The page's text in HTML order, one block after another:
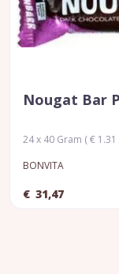
Nougat Bar
24 x 40 Gram ( € 1.31
BONVITA
€ 31,47